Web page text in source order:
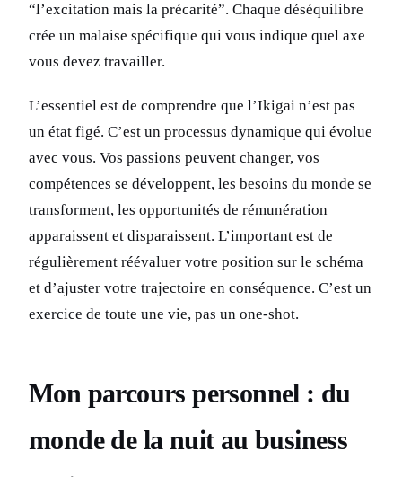
“l’excitation mais la précarité”. Chaque déséquilibre
crée un malaise spécifique qui vous indique quel axe
vous devez travailler.
L’essentiel est de comprendre que l’Ikigai n’est pas
un état figé. C’est un processus dynamique qui évolue
avec vous. Vos passions peuvent changer, vos
compétences se développent, les besoins du monde se
transforment, les opportunités de rémunération
apparaissent et disparaissent. L’important est de
régulièrement réévaluer votre position sur le schéma
et d’ajuster votre trajectoire en conséquence. C’est un
exercice de toute une vie, pas un one-shot.
Mon parcours personnel : du
monde de la nuit au business